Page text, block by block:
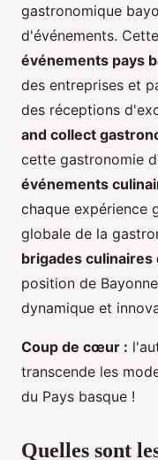
gastronomique
d'événements.
événements pays
des entreprises et
des réceptions
and collect
cette gastronomie
événements
chaque expérience
globale de la
brigades
position de
dynamique et
Coup de cœur :
transcende les
du Pays basque !
Quelles sont